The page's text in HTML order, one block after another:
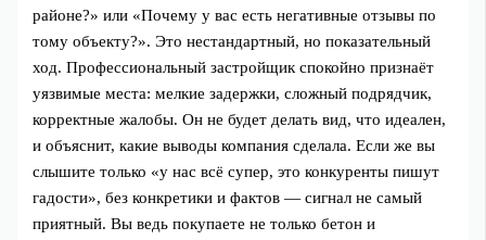
районе?» или «Почему у вас есть негативные отзывы по
тому объекту?». Это нестандартный, но показательный
ход. Профессиональный застройщик спокойно признаёт
уязвимые места: мелкие задержки, сложный подрядчик,
корректные жалобы. Он не будет делать вид, что идеален,
и объяснит, какие выводы компания сделала. Если же вы
слышите только «у нас всё супер, это конкуренты пишут
гадости», без конкретики и фактов — сигнал не самый
приятный. Вы ведь покупаете не только бетон и